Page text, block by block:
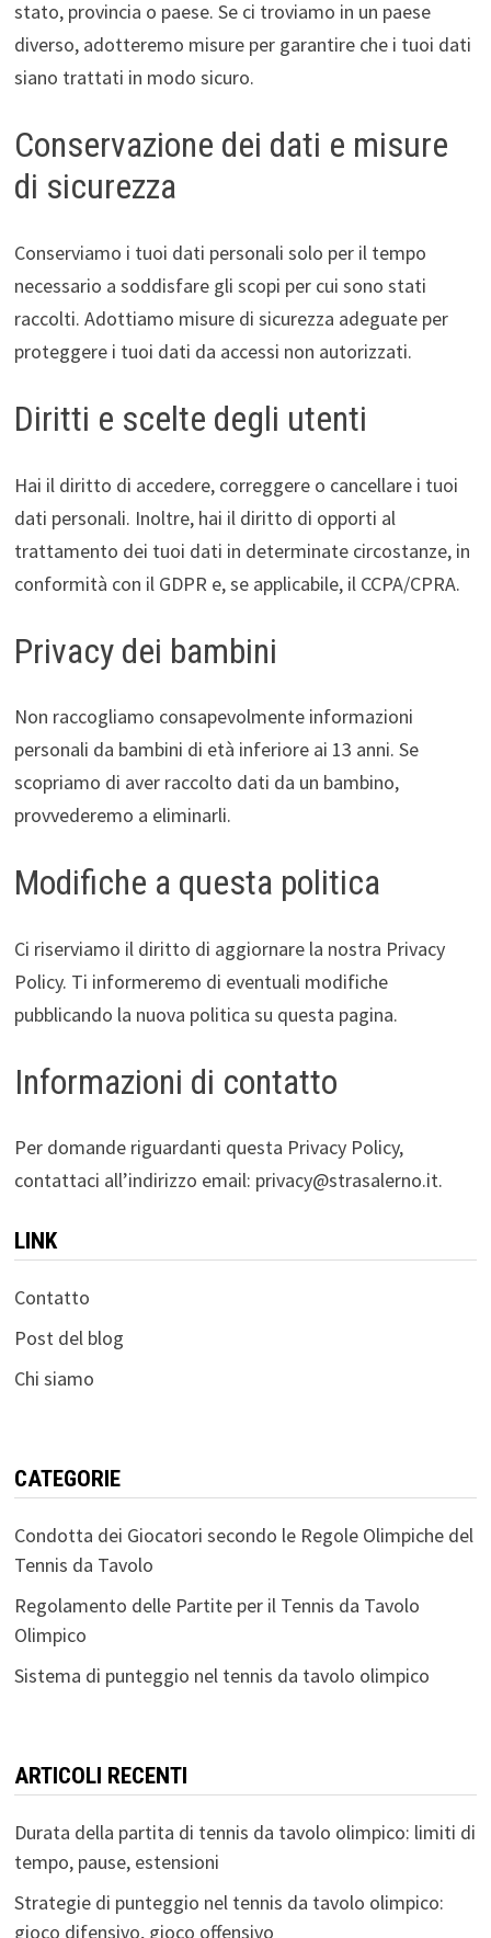
stato, provincia o paese. Se ci troviamo in un paese
diverso, adotteremo misure per garantire che i tuoi dati
siano trattati in modo sicuro.
Conservazione dei dati e misure
di sicurezza
Conserviamo i tuoi dati personali solo per il tempo
necessario a soddisfare gli scopi per cui sono stati
raccolti. Adottiamo misure di sicurezza adeguate per
proteggere i tuoi dati da accessi non autorizzati.
Diritti e scelte degli utenti
Hai il diritto di accedere, correggere o cancellare i tuoi
dati personali. Inoltre, hai il diritto di opporti al
trattamento dei tuoi dati in determinate circostanze, in
conformità con il GDPR e, se applicabile, il CCPA/CPRA.
Privacy dei bambini
Non raccogliamo consapevolmente informazioni
personali da bambini di età inferiore ai 13 anni. Se
scopriamo di aver raccolto dati da un bambino,
provvederemo a eliminarli.
Modifiche a questa politica
Ci riserviamo il diritto di aggiornare la nostra Privacy
Policy. Ti informeremo di eventuali modifiche
pubblicando la nuova politica su questa pagina.
Informazioni di contatto
Per domande riguardanti questa Privacy Policy,
contattaci all’indirizzo email: privacy@strasalerno.it.
LINK
Contatto
Post del blog
Chi siamo
CATEGORIE
Condotta dei Giocatori secondo le Regole Olimpiche del
Tennis da Tavolo
Regolamento delle Partite per il Tennis da Tavolo
Olimpico
Sistema di punteggio nel tennis da tavolo olimpico
ARTICOLI RECENTI
Durata della partita di tennis da tavolo olimpico: limiti di
tempo, pause, estensioni
Strategie di punteggio nel tennis da tavolo olimpico:
gioco difensivo, gioco offensivo